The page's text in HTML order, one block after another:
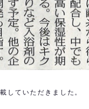
していただきました。